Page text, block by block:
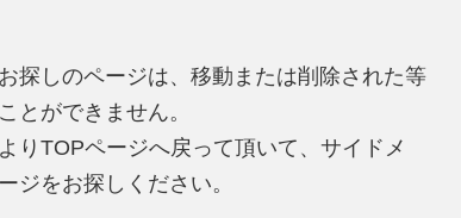
探しのページは、移動または削除された等
とができません。
りTOPページへ戻って頂いて、サイドメ
ジをお探しください。